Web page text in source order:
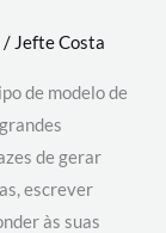
/ Jefte Costa
de modelo de
de gerar
escrever
às suas